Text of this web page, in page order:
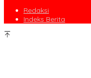
Redaksi
Indeks Berita